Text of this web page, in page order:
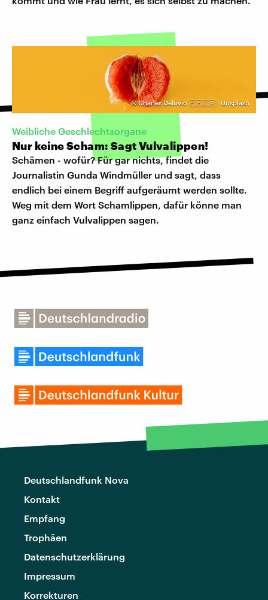
©Charles Deluvio 🇵🇭🇨🇦 | Unsplash
Weibliche Geschlechtsorgane
Nur keine Scham: Sagt Vulvalippen!
Schämen - wofür? Für gar nichts, findet die
Journalistin Gunda Windmüller und sagt, dass
endlich bei einem Begriff aufgeräumt werden sollte.
Weg mit dem Wort Schamlippen, dafür könne man
ganz einfach Vulvalippen sagen.
Deutschlandfunk Nova
Kontakt
Empfang
Trophäen
Datenschutzerklärung
Impressum
Korrekturen